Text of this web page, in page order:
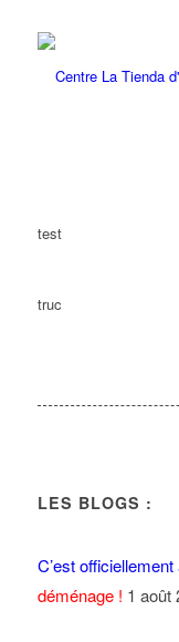
test
truc
LES BLOGS :
C’est
déménage ! 1 août